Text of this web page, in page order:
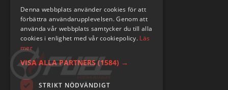
Denna webbplats använder cookies för att
förbättra användarupplevelsen. Genom att
använda vår webbplats samtycker du till alla
cookies i enlighet med vår cookiepolicy. Läs
mer
VISA ALLA PARTNERS (1584) →
STRIKT NÖDVÄNDIGT